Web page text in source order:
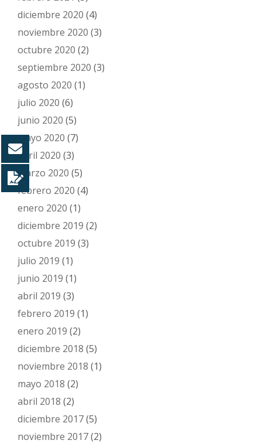
diciembre 2020 (4)
noviembre 2020 (3)
octubre 2020 (2)
septiembre 2020 (3)
agosto 2020 (1)
julio 2020 (6)
junio 2020 (5)
mayo 2020 (7)
abril 2020 (3)
marzo 2020 (5)
febrero 2020 (4)
enero 2020 (1)
diciembre 2019 (2)
octubre 2019 (3)
julio 2019 (1)
junio 2019 (1)
abril 2019 (3)
febrero 2019 (1)
enero 2019 (2)
diciembre 2018 (5)
noviembre 2018 (1)
mayo 2018 (2)
abril 2018 (2)
diciembre 2017(5)
noviembre 2017(2)